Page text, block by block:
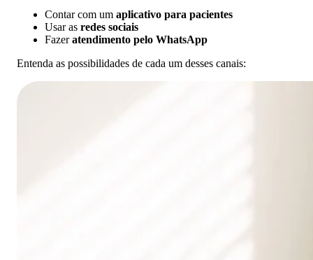
Contar com um aplicativo para pacientes
Usar as redes sociais
Fazeratendimento pelo WhatsApp
Entenda as possibilidades de cada um desses canais: